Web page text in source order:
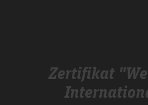
Zertifikat